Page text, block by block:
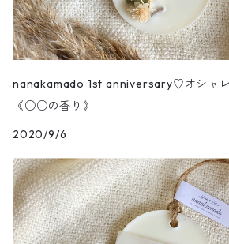
nanakamado 1st anniversary♡オシャ
《○○の香り》
2020/9/6